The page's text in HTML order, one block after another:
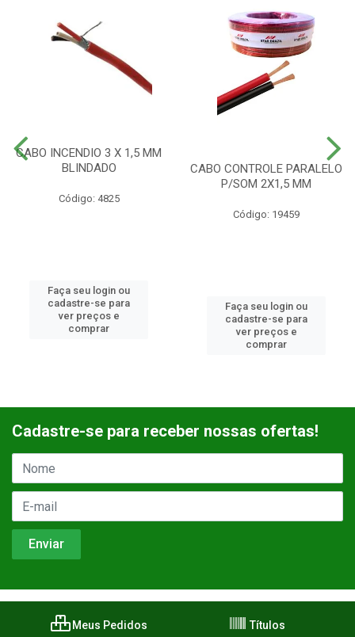
CABO INCENDIO 3 X 1,5 MM
BLINDADO
Código: 4825
Faça seu login ou
cadastre-se para
ver preços e
comprar
CABO CONTROLE PARALELO
P/SOM 2X1,5 MM
Código: 19459
Faça seu login ou
cadastre-se para
ver preços e
comprar
Cadastre-se para receber nossas ofertas!
Meus Pedidos Títulos